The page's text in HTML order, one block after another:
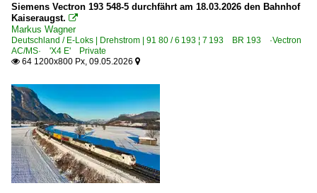
Siemens Vectron 193 548-5 durchfährt am 18.03.2026 den Bahnhof
Kaiseraugst. 
Markus Wagner
Deutschland / E-Loks | Drehstrom | 91 80 / 6 193 ¦ 7 193 BR 193 ·Vectron
AC/MS· 'X4 E' Private
 64 1200x800 Px, 09.05.2026 